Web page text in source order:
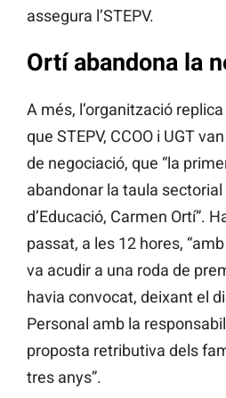
assegura l’STEPV.
Ortí abandona la
A més, l’organització
que STEPV, CCOO i UGT
de negociació, que “la
abandonar la taula
d’Educació, Carmen Ortí”.
passat, a les 12 hores,
va acudir a una roda de
havia convocat, deixant el
Personal amb la
proposta retributiva dels
tres anys”.